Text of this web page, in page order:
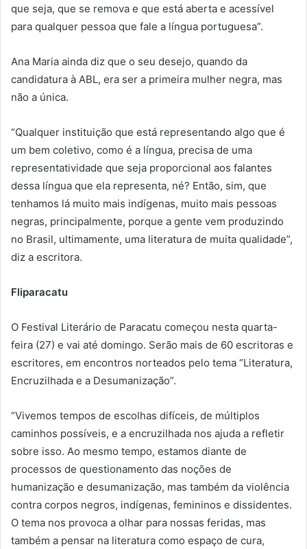
que seja, que se remova e que está aberta e acessível
para qualquer pessoa que fale a língua portuguesa”.
Ana Maria ainda diz que o seu desejo, quando da
candidatura à ABL, era ser a primeira mulher negra, mas
não a única.
“Qualquer instituição que está representando algo que é
um bem coletivo, como é a língua, precisa de uma
representatividade que seja proporcional aos falantes
dessa língua que ela representa, né? Então, sim, que
tenhamos lá muito mais indígenas, muito mais pessoas
negras, principalmente, porque a gente vem produzindo
no Brasil, ultimamente, uma literatura de muita qualidade”,
diz a escritora.
Fliparacatu
O Festival Literário de Paracatu começou nesta quarta-
feira (27) e vai até domingo. Serão mais de 60 escritoras e
escritores, em encontros norteados pelo tema “Literatura,
Encruzilhada e a Desumanização”.
“Vivemos tempos de escolhas difíceis, de múltiplos
caminhos possíveis, e a encruzilhada nos ajuda a refletir
sobre isso. Ao mesmo tempo, estamos diante de
processos de questionamento das noções de
humanização e desumanização, mas também da violência
contra corpos negros, indígenas, femininos e dissidentes.
O tema nos provoca a olhar para nossas feridas, mas
também a pensar na literatura como espaço de cura,